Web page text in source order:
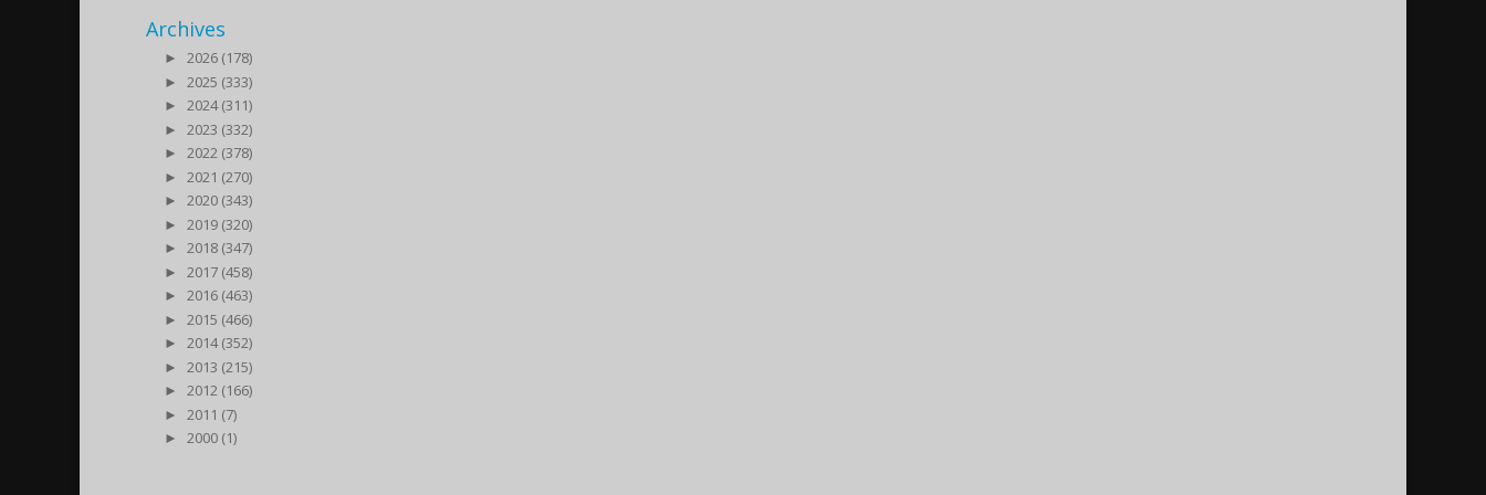
Archives
►
2026 (178)
►
2025 (333)
►
2024 (311)
►
2023 (332)
►
2022 (378)
►
2021 (270)
►
2020 (343)
►
2019 (320)
►
2018 (347)
►
2017 (458)
►
2016 (463)
►
2015 (466)
►
2014 (352)
►
2013 (215)
►
2012 (166)
►
2011 (7)
►
2000 (1)